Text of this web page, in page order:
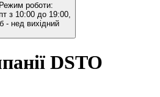
Режим роботи:
з 10:00 до 19:00,
- нед вихідний
DSTO